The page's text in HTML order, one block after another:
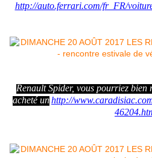
http://auto.ferrari.com/fr_FR/
Renault Spider, vous pourriez bien
acheté unhttp://